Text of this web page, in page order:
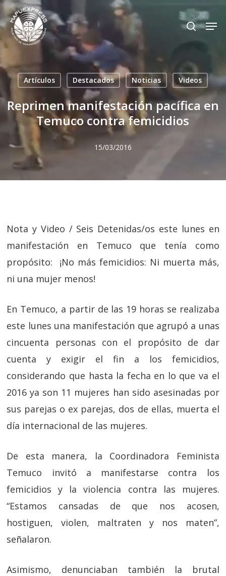
Skip
to
main
search
Artículos Destacados Noticias Videos
Reprimen manifestación pacífica en
Temuco contra femicidios
15/03/2016
Nota y Video / Seis Detenidas/os este lunes en
manifestación en Temuco que tenía como
propósito: ¡No más femicidios: Ni muerta más,
ni una mujer menos!
En Temuco, a partir de las 19 horas se realizaba
este lunes una manifestación que agrupó a unas
cincuenta personas con el propósito de dar
cuenta y exigir el fin a los femicidios,
considerando que hasta la fecha en lo que va el
2016 ya son 11 mujeres han sido asesinadas por
sus parejas o ex parejas, dos de ellas, muerta el
día internacional de las mujeres.
De esta manera, la Coordinadora Feminista
Temuco invitó a manifestarse contra los
femicidios y la violencia contra las mujeres.
“Estamos cansadas de que nos acosen,
hostiguen, violen, maltraten y nos maten”,
señalaron.
Asimismo, denunciaban también la brutal
Close